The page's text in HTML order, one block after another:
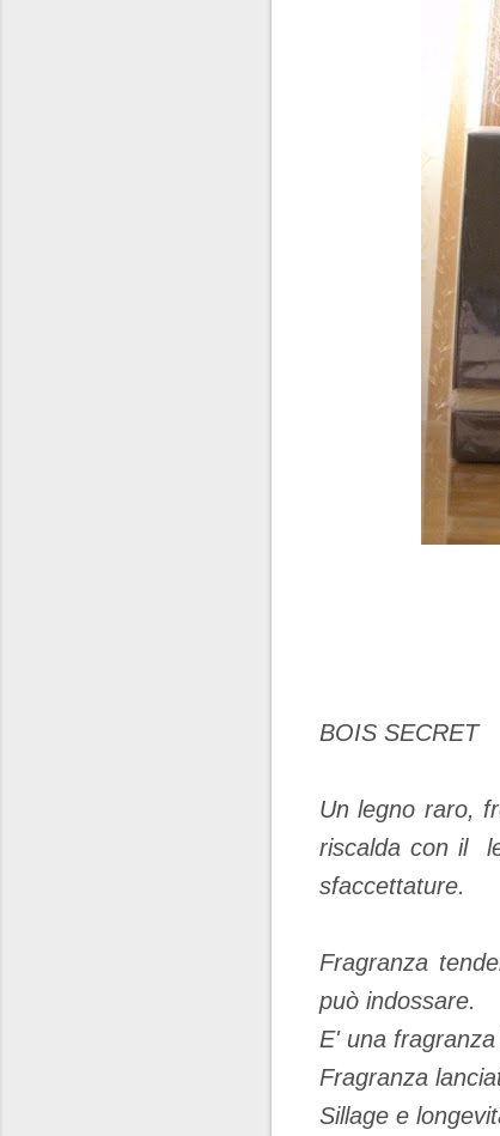
BOIS SECRET
Un legno raro,
riscalda con il
sfaccettature.
Fragranza
può indossare.
E' una
Fragranza
Sillage e